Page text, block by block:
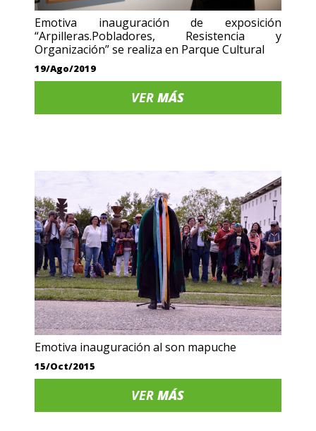
Emotiva inauguración de exposición
“Arpilleras.Pobladores, Resistencia y
Organización” se realiza en Parque Cultural
19/Ago/2019
VERMÁS
Emotiva inauguración al son mapuche
15/Oct/2015
VERMÁS